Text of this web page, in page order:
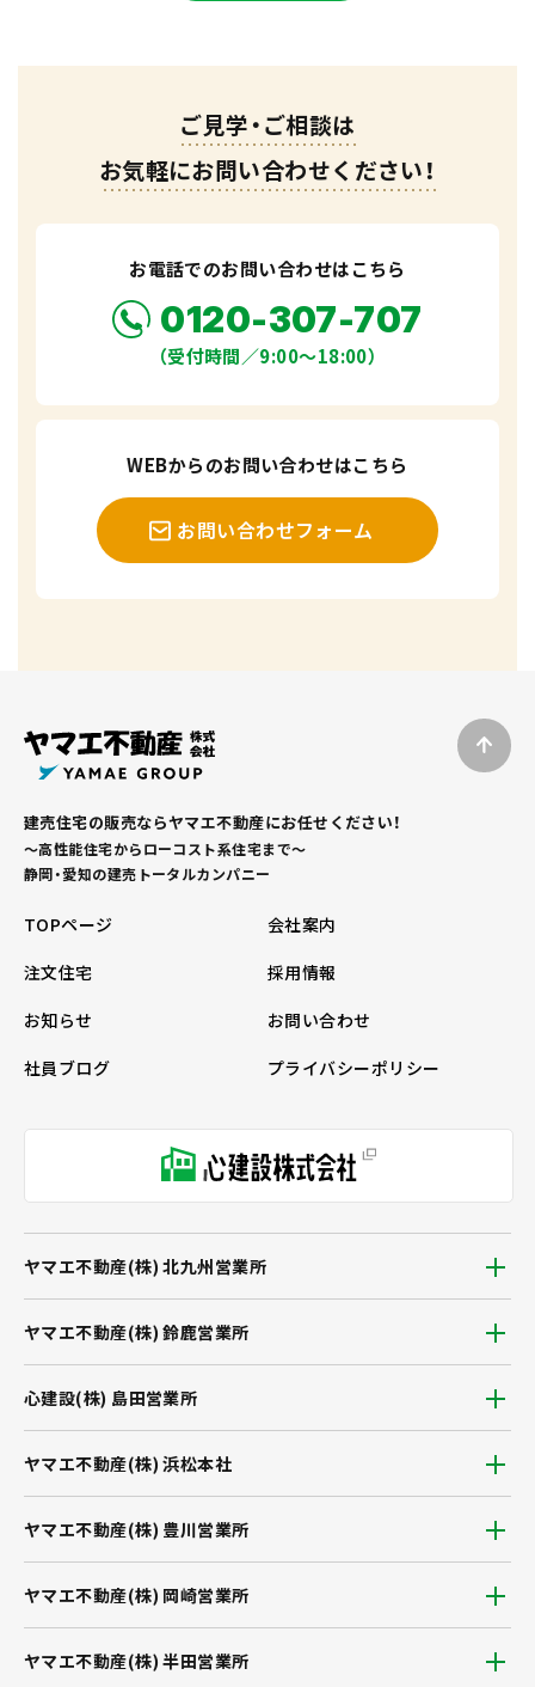
ご見学・ご相談は
お気軽にお問い合わせください！
お電話でのお問い合わせはこちら
0120-307-707
（受付時間／9:00〜18:00）
WEBからのお問い合わせはこちら
お問い合わせフォーム
建売住宅の販売ならヤマエ不動産にお任せください！
～高性能住宅からローコスト系住宅まで～
静岡・愛知の建売トータルカンパニー
TOPページ
会社案内
注文住宅
採用情報
お知らせ
お問い合わせ
社員ブログ
プライバシーポリシー
ヤマエ不動産(株) 浜松本社
ヤマエ不動産(株) 豊川営業所
ヤマエ不動産(株) 岡崎営業所
ヤマエ不動産(株) 半田営業所
ヤマエ不動産(株) 北九州営業所
ヤマエ不動産(株) 鈴鹿営業所
心建設(株) 島田営業所